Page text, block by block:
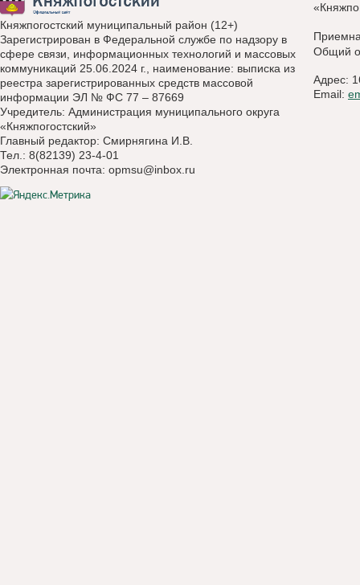
Княжпогостский муниципальный район (12+)
Зарегистрирован в Федеральной службе по надзору в
сфере связи, информационных технологий и массовых
коммуникаций 25.06.2024 г., наименование: выписка из
реестра зарегистрированных средств массовой
информации ЭЛ № ФС 77 – 87669
Учредитель: Администрация муниципального округа
«Княжпогостский»
Главный редактор: Смирнягина И.В.
Тел.: 8(82139) 23-4-01
Электронная почта: opmsu@inbox.ru
Общий
Адрес:
Email: